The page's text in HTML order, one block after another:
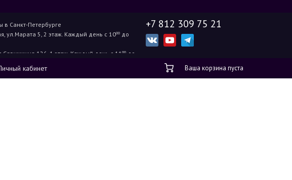
+7 812 309 75 21
в Санкт-Петербурге
ул.Марата 5, 2 этаж. Каждый день с 1000 до
126, 1 этаж. Каждый день с 11 00 до
кабинет Ваша корзина пуста